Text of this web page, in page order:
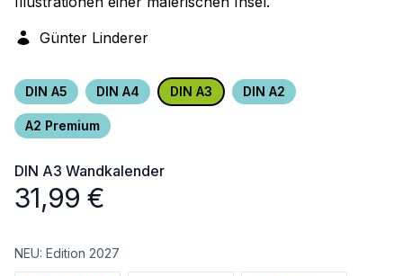
Günter Linderer
DIN A5 DIN A4 DIN A3 DIN A2
A2 Premium
DIN A3 Wandkalender
31,99 €
NEU: Edition 2027